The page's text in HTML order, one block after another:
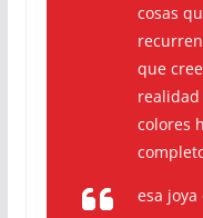
cosas
que
colores
esa